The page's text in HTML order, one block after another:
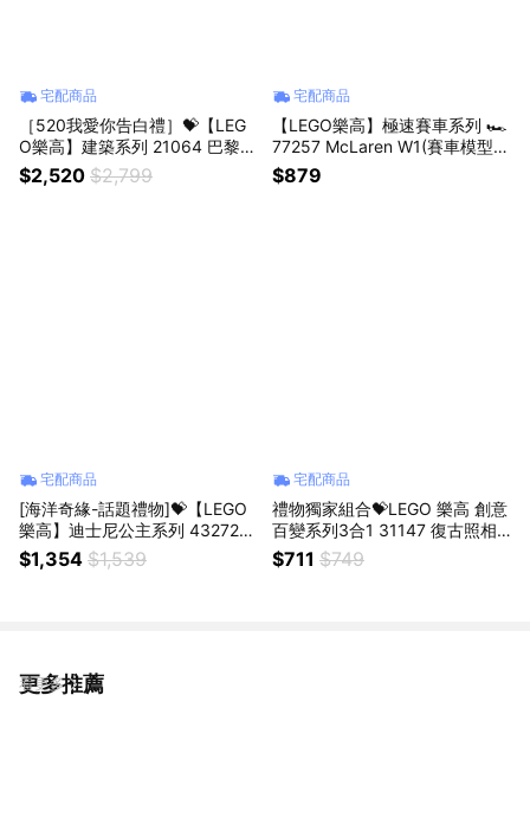
宅配商品
［520我愛你告白禮］💝【LEG
O樂高】建築系列 21064 巴黎－
愛之城(法國景色 居家擺設)
$2,520 $2,799
宅配商品
【LEGO樂高】極速賽車系列 🏎️
77257 McLaren W1(賽車模型
麥拉倫)
$879
宅配商品
[海洋奇緣-話題禮物]💝【LEGO
樂高】迪士尼公主系列 43272
嘿嘿(海洋奇緣 居家擺設)
$1,354 $1,539
宅配商品
禮物獨家組合💝LEGO 樂高 創意
百變系列3合1 31147 復古照相
機📷/11508雛菊🌼/11506搖擺
植物 /10328玫瑰花束🌹
$711 $749
更多推薦
看更多